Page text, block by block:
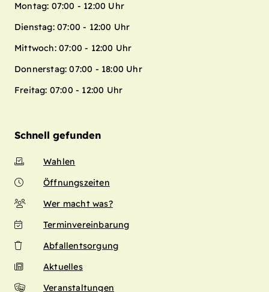
Montag: 07:00 - 12:00 Uhr
Dienstag: 07:00 - 12:00 Uhr
Mittwoch: 07:00 - 12:00 Uhr
Donnerstag: 07:00 - 18:00 Uhr
Freitag: 07:00 - 12:00 Uhr
Schnell gefunden
Wahlen
Öffnungszeiten
Wer macht was?
Terminvereinbarung
Abfallentsorgung
Aktuelles
Veranstaltungen